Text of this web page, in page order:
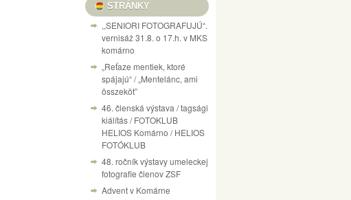
STRÁNKY
,,SENIORI FOTOGRAFUJÚ“.
vernisáž 31.8. o 17.h. v MKS
komárno
„Reťaze mentiek, ktoré
spájajú“ / „Mentelánc, ami
összeköt”
46. členská výstava / tagsági
kiálítás / FOTOKLUB
HELIOS Komárno / HELIOS
FOTÓKLUB
48. ročník výstavy umeleckej
fotografie členov ZSF
Advent v Komárne